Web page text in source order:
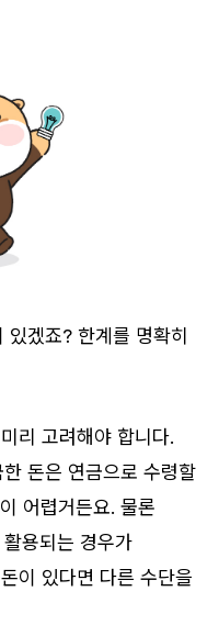
겠죠? 한계를 명확히
리 고려해야 합니다.
돈은 연금으로 수령할
어렵거든요. 물론
용되는 경우가
이 있다면 다른 수단을